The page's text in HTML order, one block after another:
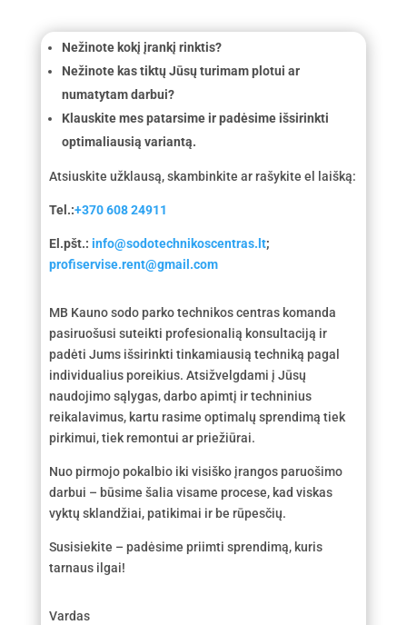
Nežinote kokį įrankį rinktis?
Nežinote kas tiktų Jūsų turimam plotui ar
numatytam darbui?
Klauskite mes patarsime ir padėsime išsirinkti
optimaliausią variantą.
Atsiuskite užklausą, skambinkite ar rašykite el laišką:
Tel.:+370 608 24911
El.pšt.: info@sodotechnikoscentras.lt;
profiservise.rent@gmail.com
MB Kauno sodo parko technikos centras komanda
pasiruošusi suteikti profesionalią konsultaciją ir
padėti Jums išsirinkti tinkamiausią techniką pagal
individualius poreikius. Atsižvelgdami į Jūsų
naudojimo sąlygas, darbo apimtį ir techninius
reikalavimus, kartu rasime optimalų sprendimą tiek
pirkimui, tiek remontui ar priežiūrai.
Nuo pirmojo pokalbio iki visiško įrangos paruošimo
darbui – būsime šalia visame procese, kad viskas
vyktų sklandžiai, patikimai ir be rūpesčių.
Susisiekite – padėsime priimti sprendimą, kuris
tarnaus ilgai!
Vardas